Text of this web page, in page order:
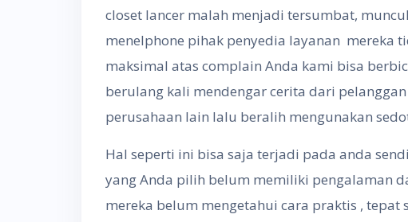
closet lancer malah menjadi tersumbat,
menelphone pihak penyedia layanan mereka
maksimal atas complain Anda kami bisa
berulang kali mendengar cerita dari
perusahaan lain lalu beralih mengunakan
Hal seperti ini bisa saja terjadi pada anda
yang Anda pilih belum memiliki pengalaman
mereka belum mengetahui cara praktis , tepat